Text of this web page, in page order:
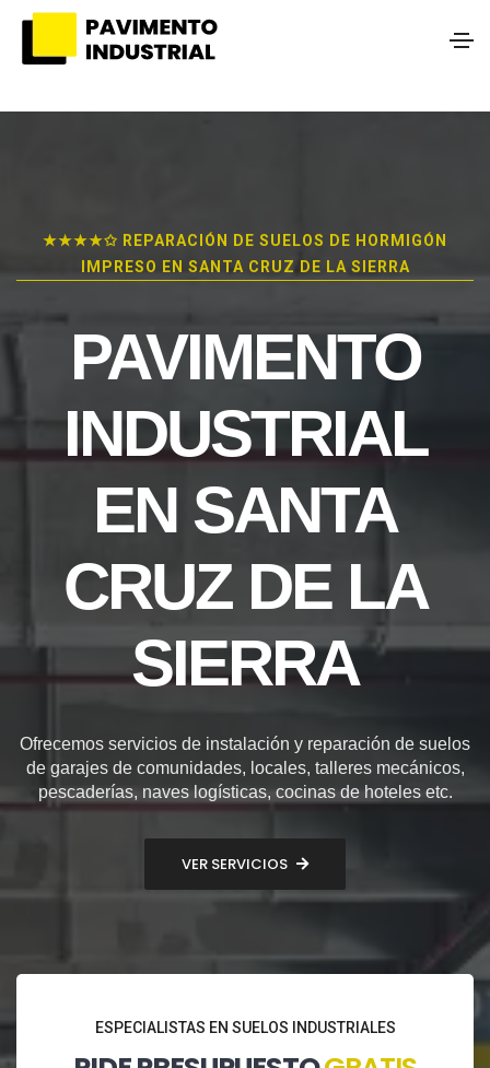
★★★★✩ REPARACIÓN DE SUELOS DE HORMIGÓN
IMPRESO EN SANTA CRUZ DE LA SIERRA
PAVIMENTO
INDUSTRIAL
EN SANTA
CRUZ DE LA
SIERRA
Ofrecemos servicios de instalación y reparación de suelos
de garajes de comunidades, locales, talleres mecánicos,
pescaderías, naves logísticas, cocinas de hoteles etc.
VER SERVICIOS
ESPECIALISTAS EN SUELOS INDUSTRIALES